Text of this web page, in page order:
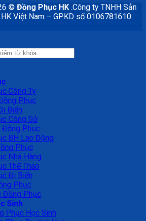
© Đồng Phục HK .Công ty TNHH Sản
Việt Nam – GPKD số 0106781610
Công Ty
Phục
Biển
Công Sở
Đồng Phục
BH Lao Động
Phục
Nhà Hàng
Thể Thao
Đi Biển
Phục
Đồng Phục
Sinh
Phục Học Sinh